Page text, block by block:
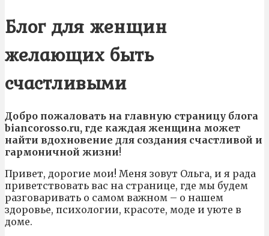
Блог для женщин
желающих быть
счастливыми
Добро пожаловать на главную страницу блога
biancorosso.ru, где каждая женщина может
найти вдохновение для создания счастливой и
гармоничной жизни!
Привет, дорогие мои! Меня зовут Ольга, и я рада
приветствовать вас на странице, где мы будем
разговаривать о самом важном – о нашем
здоровье, психологии, красоте, моде и уюте в
доме.